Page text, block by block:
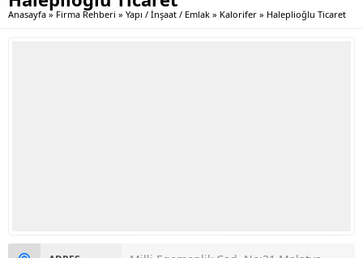
Anasayfa » Firma Rehberi » Yapı / İnşaat / Emlak » Kalorifer » Haleplioğlu Ticaret